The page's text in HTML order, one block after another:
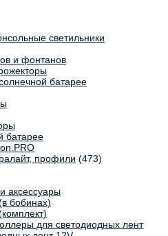
светильники
и фонтанов
батарее
батарее
профили (473)
аксессуары
бобинах)
для светодиодных лент